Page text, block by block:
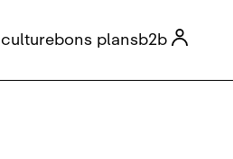

culturebons plansb2b